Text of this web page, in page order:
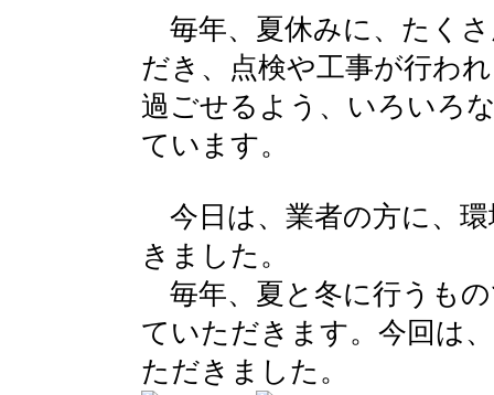
毎年、夏休みに、たく
だき、点検や工事が行わ
過ごせるよう、いろいろ
ています。
今日は、業者の方に、
きました。
毎年、夏と冬に行うも
ていただきます。今回は
ただきました。